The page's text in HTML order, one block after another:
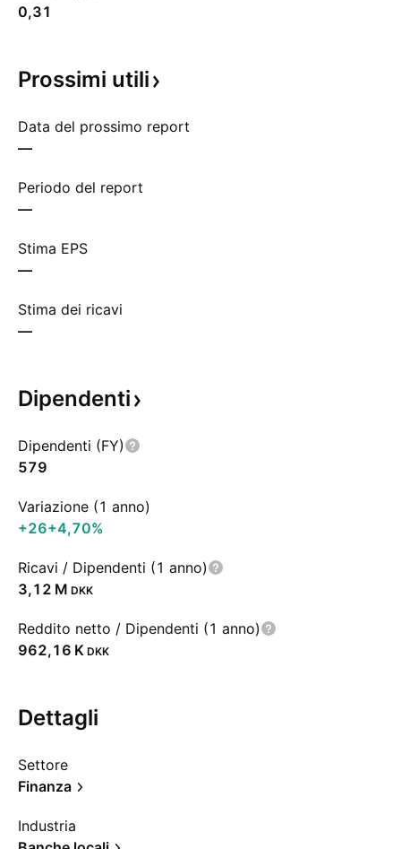
0,31
Prossimi utili
Data del prossimo report
—
Periodo del report
—
Stima EPS
—
Stima dei ricavi
—
Dipendenti
Dipendenti (FY)
579
Variazione (1 anno)
+26+4,70%
Ricavi / Dipendenti (1 anno)
‪3,12 M‬ DKK
Reddito netto / Dipendenti (1 anno)
‪962,16 K‬ DKK
Dettagli
Settore
Finanza
Industria